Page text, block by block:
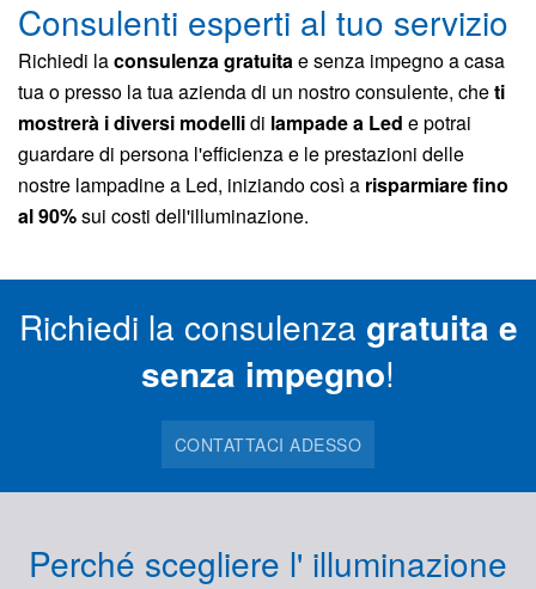
Consulenti esperti al tuo servizio
Richiedi laconsulenza gratuitae senza impegno a casa
tua o presso la tua azienda di un nostro consulente, cheti
mostrerà i diversi modellidi lampade a Led e potrai
guardare di persona l'efficienza e le prestazioni delle
nostre lampadine a Led, iniziando così a risparmiare fino
al 90%sui costi dell'illuminazione.
Richiedi la consulenza gratuita e
senza impegno!
CONTATTACI ADESSO
Perché scegliere l' illuminazione